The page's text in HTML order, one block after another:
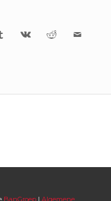
BanGroep| Algemene